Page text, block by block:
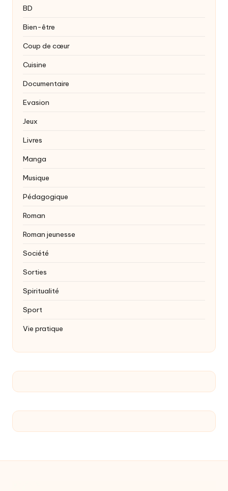
BD
Bien-être
Coup de cœur
Cuisine
Documentaire
Evasion
Jeux
Livres
Manga
Musique
Pédagogique
Roman
Roman jeunesse
Société
Sorties
Spiritualité
Sport
Vie pratique